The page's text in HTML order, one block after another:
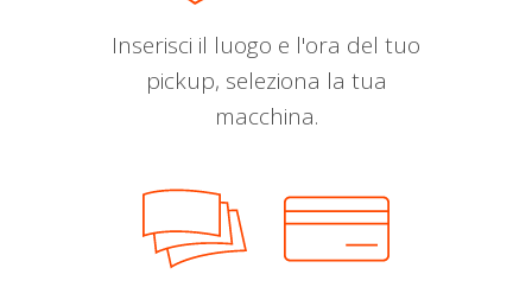
Inserisci il luogo e l'ora del tuo
pickup, seleziona la tua
macchina.